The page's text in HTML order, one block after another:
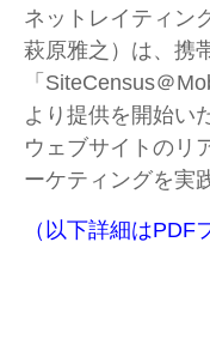
ネットレイティン
萩原雅之）は、携
「SiteCensus＠
より提供を開始い
ウェブサイトのリ
ーケティングを実
（以下詳細はPDF